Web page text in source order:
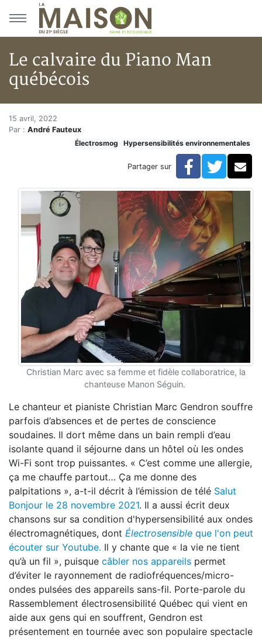
Aller au menu principal
Aller au contenu principal
Le calvaire du Piano Man
québécois
Accueil
En kiosque!
Le calvaire du Piano Man québécois
Le calvaire du Piano Man
15 avril, 2022
Par : André Fauteux
Électrosmog
Hypersensibilités environnementales
Partager sur Facebook
Christian Marc avec sa femme et fidèle collaboratrice, la
chanteuse Manon Séguin.
Le chanteur et pianiste Christian Marc Gendron souffre
parfois d’absences et de pertes de conscience
soudaines. Il dort même dans un bain rempli d’eau
isolante quand il séjourne dans un hôtel où les ondes
Wi-Fi sont trop puissantes. « C’est comme une allergie,
ça me chauffe partout… Ça me donne des
palpitations », a-t-il décrit à l’émission de télé Salut
Bonjour le 28 novembre 2021. Il a aussi écrit deux
chansons sur sa condition d'hypersensibilité aux ondes
électromagnétiques, dont Électrosensible que l'on peut
écouter sur Youtube. Il y chante que « la vie ne tient
qu’à un fil », puisque câbler nos appareils permet
d’éviter le rayonnement de radiofréquences/micro-
ondes pulsées des appareils sans-fil. Porte-parole du
Rassemblement électrosensibilité Québec qui vient en
aide aux gens qui en souffrent, Gendron est
présentement en tournée avec son populaire spectacle